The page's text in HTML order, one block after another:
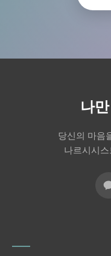
나
당신의 마음
나르시시